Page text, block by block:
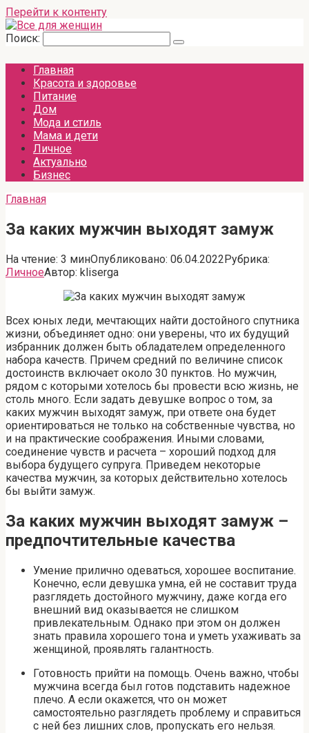
Перейти к контенту
Поиск:
Главная
Красота и здоровье
Питание
Дом
Мода и стиль
Мама и дети
Личное
Актуально
Бизнес
Главная
За каких мужчин выходят замуж
На чтение: 3 минОпубликовано: 06.04.2022Рубрика:
ЛичноеАвтор: kliserga
Всех юных леди, мечтающих найти достойного спутника
жизни, объединяет одно: они уверены, что их будущий
избранник должен быть обладателем определенного
набора качеств. Причем средний по величине список
достоинств включает около 30 пунктов. Но мужчин,
рядом с которыми хотелось бы провести всю жизнь, не
столь много. Если задать девушке вопрос о том, за
каких мужчин выходят замуж, при ответе она будет
ориентироваться не только на собственные чувства, но
и на практические соображения. Иными словами,
соединение чувств и расчета – хороший подход для
выбора будущего супруга. Приведем некоторые
качества мужчин, за которых действительно хотелось
бы выйти замуж.
За каких мужчин выходят замуж –
предпочтительные качества
Умение прилично одеваться, хорошее воспитание.
Конечно, если девушка умна, ей не составит труда
разглядеть достойного мужчину, даже когда его
внешний вид оказывается не слишком
привлекательным. Однако при этом он должен
знать правила хорошего тона и уметь ухаживать за
женщиной, проявлять галантность.
Готовность прийти на помощь. Очень важно, чтобы
мужчина всегда был готов подставить надежное
плечо. А если окажется, что он может
самостоятельно разглядеть проблему и справиться
с ней без лишних слов, пропускать его нельзя.